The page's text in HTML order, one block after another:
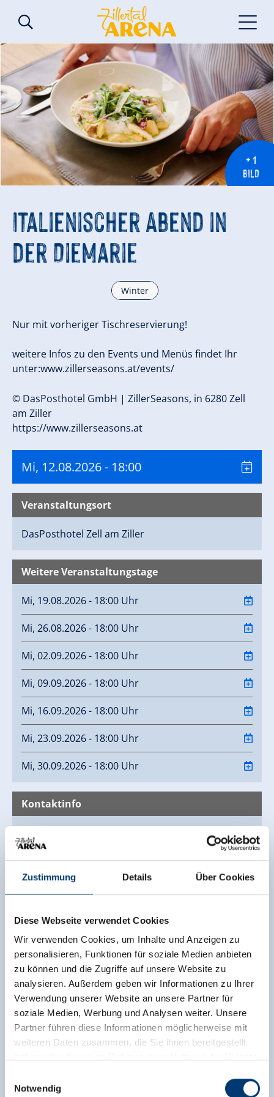
Zustimmung Details Über Cookies
Diese Webseite verwendet Cookies
Wir verwenden Cookies, um Inhalte und Anzeigen zu
personalisieren, Funktionen für soziale Medien anbieten
zu können und die Zugriffe auf unsere Website zu
analysieren. Außerdem geben wir Informationen zu Ihrer
Verwendung unserer Website an unsere Partner für
soziale Medien, Werbung und Analysen weiter. Unsere
Partner führen diese Informationen möglicherweise mit
weiteren Daten zusammen, die Sie ihnen bereitgestellt
Notwendig
+ 1
BILD
Italienischer Abend in
der DieMarie
Winter
Nur mit vorheriger Tischreservierung!
weitere Infos zu den Events und Menüs findet Ihr
unter:www.zillerseasons.at/events/
© DasPosthotel GmbH | ZillerSeasons, in 6280 Zell
am Ziller
https://www.zillerseasons.at
Mi, 12.08.2026- 18:00
Veranstaltungsort
DasPosthotel Zell am Ziller
Weitere Veranstaltungstage
Mi, 19.08.2026 - 18:00 Uhr
Mi, 26.08.2026 - 18:00 Uhr
Mi, 02.09.2026 - 18:00 Uhr
Mi, 09.09.2026 - 18:00 Uhr
Mi, 16.09.2026 - 18:00 Uhr
Mi, 23.09.2026 - 18:00 Uhr
Mi, 30.09.2026 - 18:00 Uhr
Kontaktinfo
Rohrerstraße 4
6280 Zell am Ziller
+43 5282 2236
info@zillerseasons.at
Zurück zur Übersicht
Jetzt für den newsletter
anmelden!